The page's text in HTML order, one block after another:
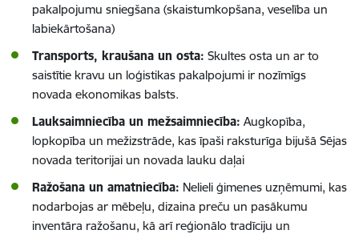
pakalpojumu sniegšana (skaistumkopšana, veselība un
labiekārtošana)
Transports, kraušana un osta: Skultes osta un ar to
saistītie kravu un loģistikas pakalpojumi ir nozīmīgs
novada ekonomikas balsts.
Lauksaimniecība un mežsaimniecība: Augkopība,
lopkopība un mežizstrāde, kas īpaši raksturīga bijušā Sējas
novada teritorijai un novada lauku daļai
Ražošana un amatniecība: Nelieli ģimenes uzņēmumi, kas
nodarbojas ar mēbeļu, dizaina preču un pasākumu
inventāra ražošanu, kā arī reģionālo tradīciju un